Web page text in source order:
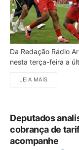
Da Redação Rádio
nesta terça-feira a
LEIA MAIS
Deputados
cobrança de
acompanhe